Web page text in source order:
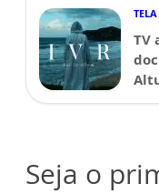
TELA
TV
Seja o